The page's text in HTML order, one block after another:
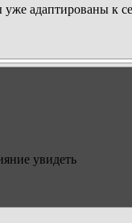
уже адаптированы к
увидеть